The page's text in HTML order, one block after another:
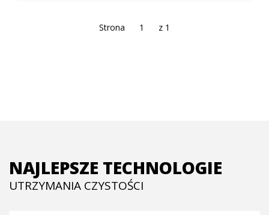
Strona z 1
NAJLEPSZE TECHNOLOGIE
UTRZYMANIA CZYSTOŚCI